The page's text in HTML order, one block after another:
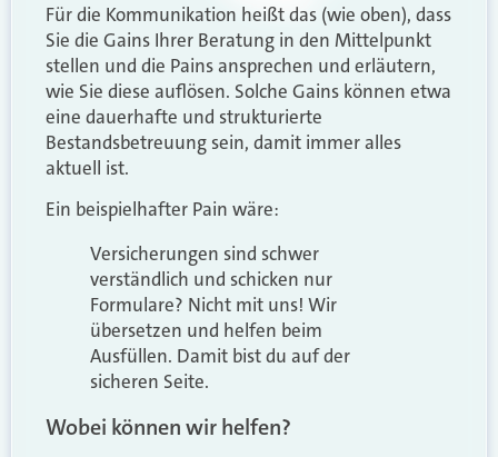
Für die Kommunikation heißt das (wie oben), dass
Sie die Gains Ihrer Beratung in den Mittelpunkt
stellen und die Pains ansprechen und erläutern,
wie Sie diese auflösen. Solche Gains können etwa
eine dauerhafte und strukturierte
Bestandsbetreuung sein, damit immer alles
aktuell ist.
Ein beispielhafter Pain wäre:
Versicherungen sind schwer
verständlich und schicken nur
Formulare? Nicht mit uns! Wir
übersetzen und helfen beim
Ausfüllen. Damit bist du auf der
sicheren Seite.
Wobei können wir helfen?